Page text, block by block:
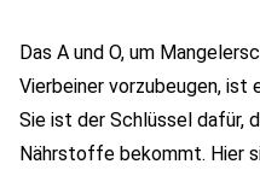
Das A und O, um
Vierbeiner vorzubeugen, ist
Sie ist der Schlüssel dafür,
Nährstoffe bekommt. Hier